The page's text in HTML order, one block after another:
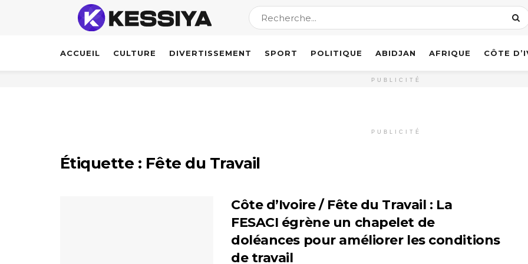
ACCUEIL CULTURE DIVERTISSEMENT SPORT POLITIQUE ABIDJAN AFRIQUE CÔTE
PUBLICITÉ
PUBLICITÉ
Étiquette : Fête du Travail
Côte d’Ivoire / Fête du Travail : La
FESACI égrène un chapelet de
doléances pour améliorer les conditions
de travail